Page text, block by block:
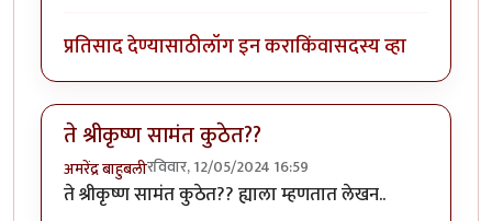
प्रतिसाद देण्यासाठीलॉग इन कराकिंवासदस्य व्हा
ते श्रीकृष्ण सामंत कुठेत??
अमरेंद्र बाहुबलीरविवार, 12/05/2024 16:59
ते श्रीकृष्ण सामंत कुठेत?? ह्याला म्हणतात लेखन..